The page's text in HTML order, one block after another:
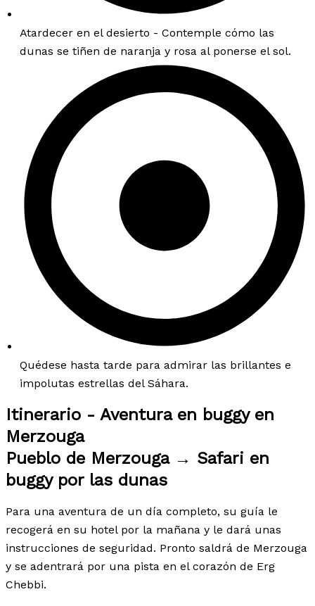
Atardecer en el desierto - Contemple cómo las
dunas se tiñen de naranja y rosa al ponerse el sol.
Quédese hasta tarde para admirar las brillantes e
impolutas estrellas del Sáhara.
Itinerario - Aventura en buggy en
Merzouga
Pueblo de Merzouga → Safari en
buggy por las dunas
Para una aventura de un día completo, su guía le
recogerá en su hotel por la mañana y le dará unas
instrucciones de seguridad. Pronto saldrá de Merzouga
y se adentrará por una pista en el corazón de Erg
Chebbi.